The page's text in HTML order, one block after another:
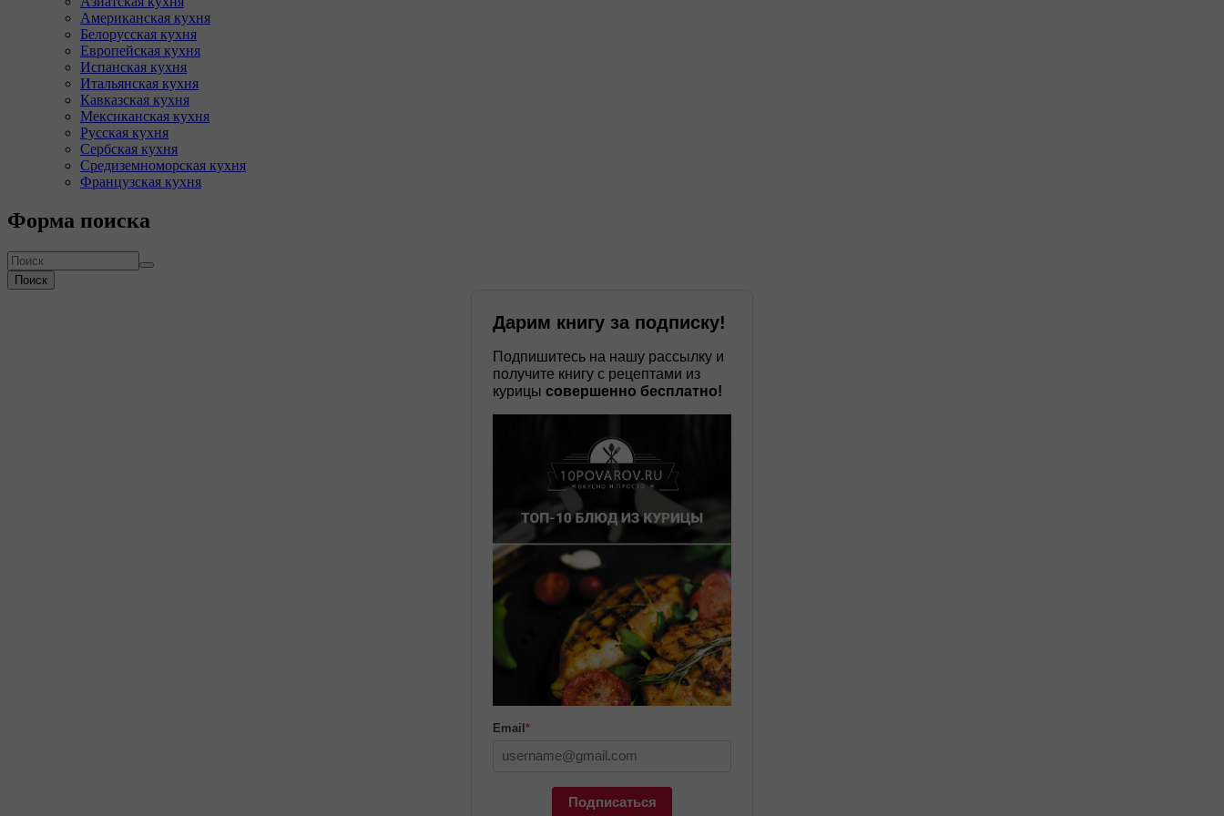
Американская кухня
Белорусская кухня
Европейская кухня
Испанская кухня
Итальянская кухня
Кавказская кухня
Мексиканская кухня
Русская кухня
Сербская кухня
Средиземноморская кухня
Французская кухня
Форма поиска
Поиск
Дарим книгу за подписку!
Подпишитесь на нашу рассылку и
получите книгу с рецептами из
курицы совершенно бесплатно!
Email *
Подписаться